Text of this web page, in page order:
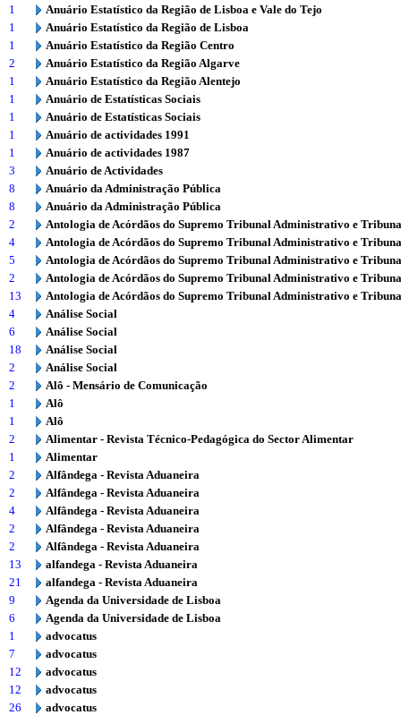
1
Anuário Estatístico da Região de Lisboa e Vale do Tejo
1
Anuário Estatístico da Região de Lisboa
1
Anuário Estatístico da Região Centro
2
Anuário Estatístico da Região Algarve
1
Anuário Estatístico da Região Alentejo
1
Anuário de Estatísticas Sociais
1
Anuário de Estatísticas Sociais
1
Anuário de actividades 1991
1
Anuário de actividades 1987
3
Anuário de Actividades
8
Anuário da Administração Pública
8
Anuário da Administração Pública
2
Antologia de Acórdãos do Supremo Tribunal Administrativo e
4
Antologia de Acórdãos do Supremo Tribunal Administrativo e
5
Antologia de Acórdãos do Supremo Tribunal Administrativo e
2
Antologia de Acórdãos do Supremo Tribunal Administrativo e
13
Antologia de Acórdãos do Supremo Tribunal Administrativo e
4
Análise Social
6
Análise Social
18
Análise Social
2
Análise Social
2
Alô - Mensário de Comunicação
1
Alô
1
Alô
2
Alimentar - Revista Técnico-Pedagógica do Sector Alimentar
1
Alimentar
2
Alfândega - Revista Aduaneira
2
Alfândega - Revista Aduaneira
4
Alfândega - Revista Aduaneira
2
Alfândega - Revista Aduaneira
2
Alfândega - Revista Aduaneira
13
alfandega - Revista Aduaneira
21
alfandega - Revista Aduaneira
9
Agenda da Universidade de Lisboa
6
Agenda da Universidade de Lisboa
1
advocatus
7
advocatus
12
advocatus
12
advocatus
26
advocatus